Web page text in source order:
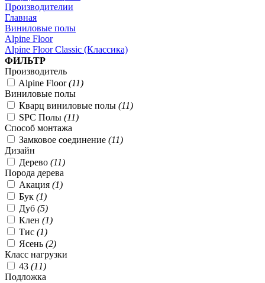
Производителии
Главная
Виниловые полы
Alpine Floor
Alpine Floor Classic (Классика)
Подбор параметров
ФИЛЬТР
Производитель
Alpine Floor(11)
Виниловые полы
Кварц виниловые полы (11)
SPC Полы (11)
Способ монтажа
Замковое соединение (11)
Дизайн
Дерево (11)
Порода дерева
Акация (1)
Бук (1)
Дуб (5)
Клен (1)
Тис (1)
Ясень (2)
Класс нагрузки
43 (11)
Подложка